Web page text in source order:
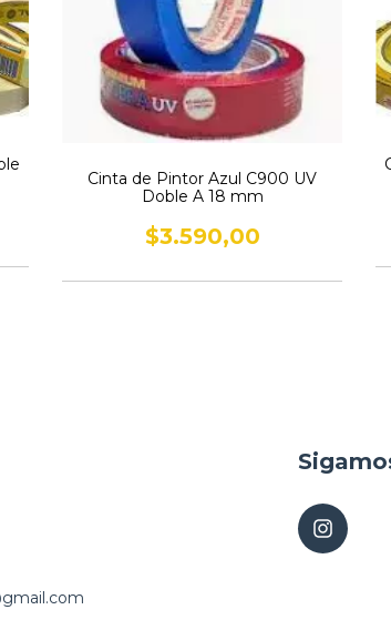
Cinta de Pintor Azul C900 UV
Doble A 18 mm
$3.590,00